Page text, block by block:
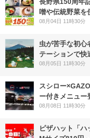
長野県150周年
噌や伝統野菜を
08月04日 11時30分
虫が苦手な初心
テーションで快
08月05日 11時30分
スシロー
ー付きメニュー
08月08日 11時30分
ピザハット「ハ